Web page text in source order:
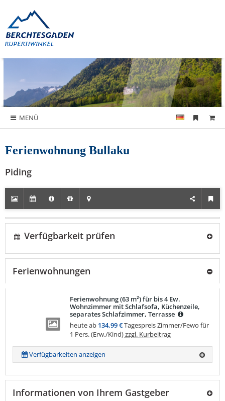
MENÜ
Ferienwohnung Bullaku
Piding
Verfügbarkeit prüfen
Ferienwohnungen
Ferienwohnung (63 m²) für bis 4 Ew.
Wohnzimmer mit Schlafsofa, Küchenzeile,
separates Schlafzimmer, Terrasse
heute ab 134,99 €Tagespreis Zimmer/Fewo für
1 Pers. (Erw./Kind)zzgl. Kurbeitrag
Verfügbarkeiten anzeigen
Informationen von Ihrem Gastgeber